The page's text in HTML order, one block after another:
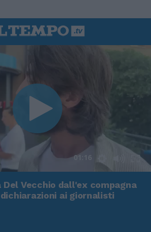
01:16
Del Vecchio dall'ex compagna
ai giornalisti